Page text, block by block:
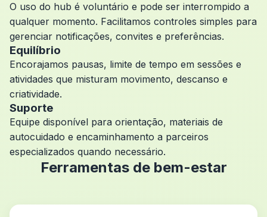
O uso do hub é voluntário e pode ser interrompido a
qualquer momento. Facilitamos controles simples para
gerenciar notificações, convites e preferências.
Equilíbrio
Encorajamos pausas, limite de tempo em sessões e
atividades que misturam movimento, descanso e
criatividade.
Suporte
Equipe disponível para orientação, materiais de
autocuidado e encaminhamento a parceiros
especializados quando necessário.
Ferramentas de bem-estar